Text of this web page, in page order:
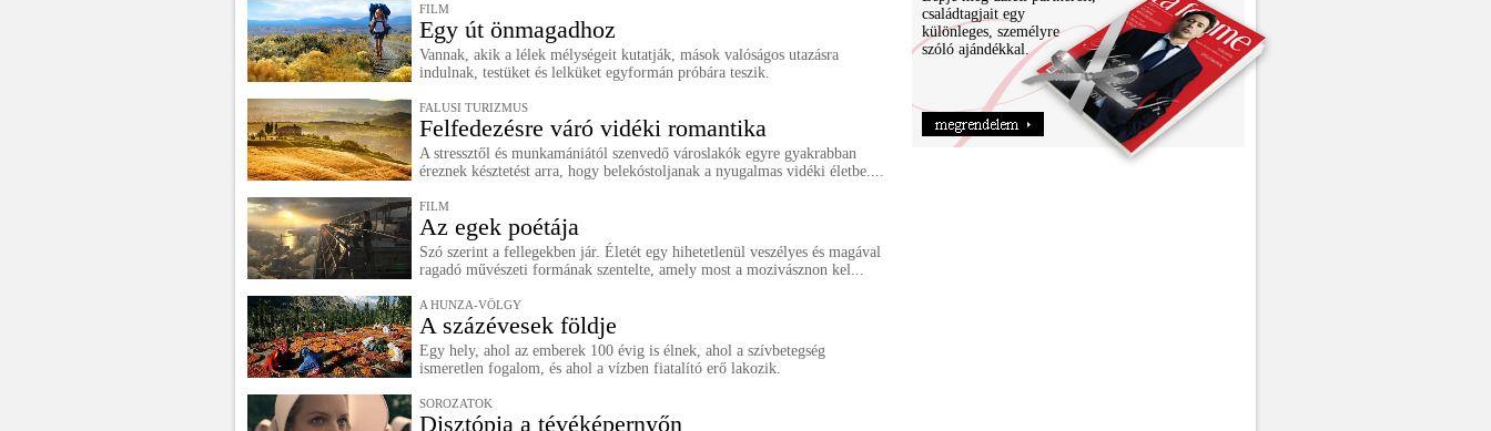
FILM
Egy út önmagadhoz
Vannak, akik a lélek mélységeit kutatják, mások valóságos utazásra
indulnak, testüket és lelküket egyformán próbára teszik.
FALUSI TURIZMUS
Felfedezésre váró vidéki romantika
A stressztől és munkamániától szenvedő városlakók egyre gyakrabban
éreznek késztetést arra, hogy belekóstoljanak a nyugalmas vidéki életbe....
FILM
Az egek poétája
Szó szerint a fellegekben jár. Életét egy hihetetlenül veszélyes és magával
ragadó művészeti formának szentelte, amely most a mozivásznon kel...
A HUNZA-VÖLGY
A százévesek földje
Egy hely, ahol az emberek 100 évig is élnek, ahol a szívbetegség
ismeretlen fogalom, és ahol a vízben fiatalító erő lakozik.
SOROZATOK
Disztópia a tévéképernyőn
családtagjait egy
különleges, személyre
szóló ajándékkal.